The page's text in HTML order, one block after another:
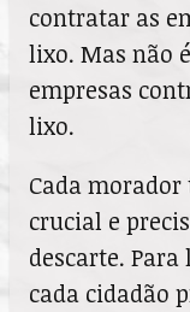
contratar as
lixo. Mas não
empresas
lixo.
Cada
crucial e
descarte.
cada cidadão